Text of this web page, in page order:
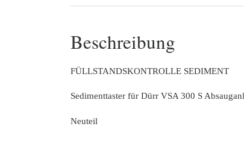
Beschreibung
FÜLLSTANDSKONTROLLE SEDIMENT
Sedimenttaster für Dürr VSA 300 S
Neuteil